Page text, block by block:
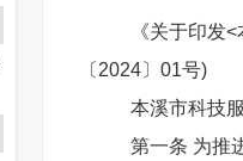
《关于印发
〔2024〕01号)
本溪市科技
第一条 为推